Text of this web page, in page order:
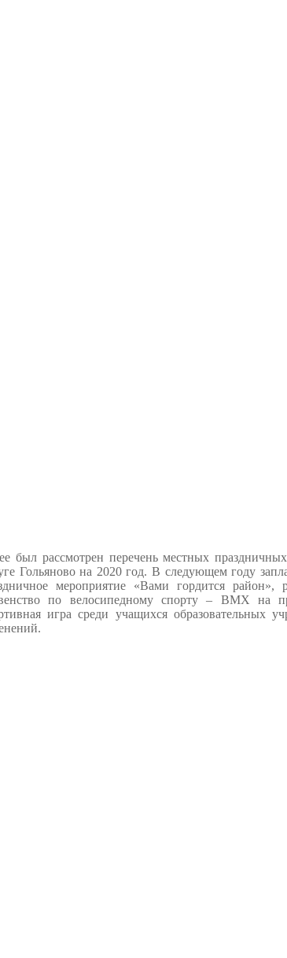
был рассмотрен перечень местных
Гольяново на 2020 год. В следующем году
мероприятие «Вами гордится район»,
по велосипедному спорту – ВМХ на
игра среди учащихся образовательных